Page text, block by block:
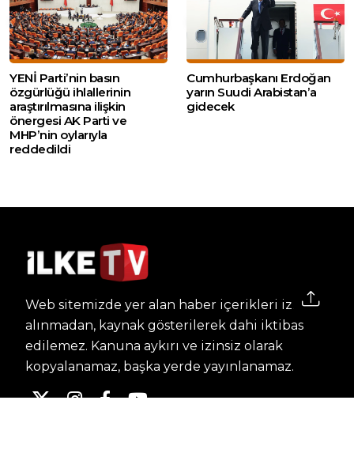
YENİ Parti’nin basın
özgürlüğü ihlallerinin
araştırılmasına ilişkin
önergesi AK Parti ve
MHP’nin oylarıyla
reddedildi
Cumhurbaşkanı Erdoğan
yarın Suudi Arabistan’a
gidecek
Web sitemizde yer alan haber içerikleri izin
alınmadan, kaynak gösterilerek dahi iktibas
edilemez. Kanuna aykırı ve izinsiz olarak
kopyalanamaz, başka yerde yayınlanamaz.